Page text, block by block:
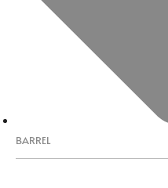
BARREL